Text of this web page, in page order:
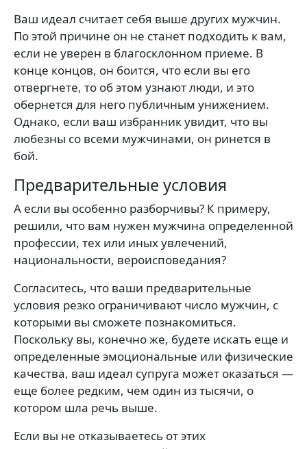
Ваш идеал считает себя выше других мужчин.
По этой причине он не станет подходить к вам,
если не уверен в благосклонном приеме. В
конце концов, он боится, что если вы его
отвергнете, то об этом узнают люди, и это
обернется для него публичным унижением.
Однако, если ваш избранник увидит, что вы
любезны со всеми мужчинами, он ринется в
бой.
Предварительные условия
А если вы особенно разборчивы? К примеру,
решили, что вам нужен мужчина определенной
профессии, тех или иных увлечений,
национальности, вероисповедания?
Согласитесь, что ваши предварительные
условия резко ограничивают число мужчин, с
которыми вы сможете познакомиться.
Поскольку вы, конечно же, будете искать еще и
определенные эмоциональные или физические
качества, ваш идеал супруга может оказаться —
еще более редким, чем один из тысячи, о
котором шла речь выше.
Если вы не отказываетесь от этих